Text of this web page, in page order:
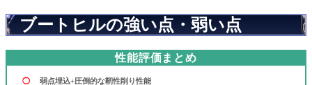
ブートヒルの強い点・弱い点
性能評価まとめ
◯弱点埋込+圧倒的な靭性削り性能